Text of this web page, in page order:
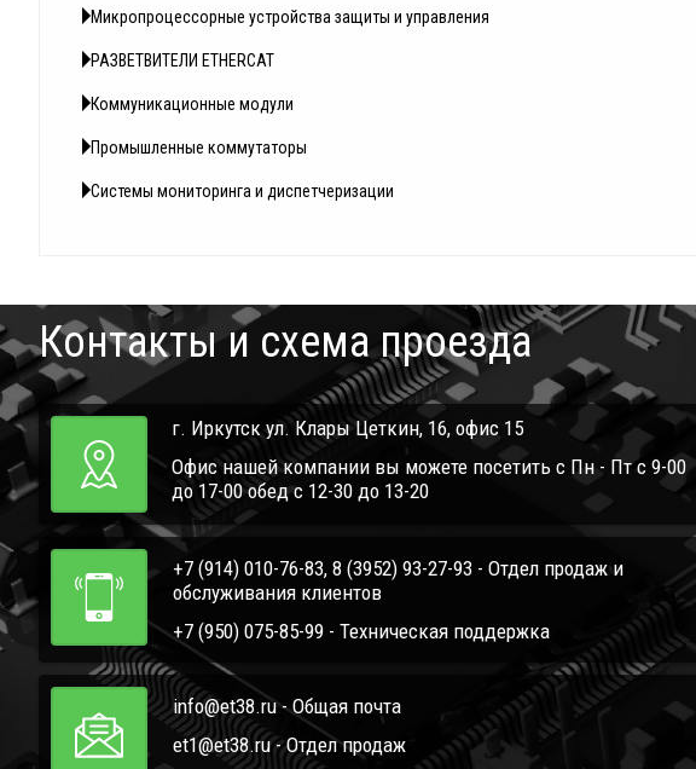
Микропроцессорные устройства защиты и управления
РАЗВЕТВИТЕЛИ ETHERCAT
Коммуникационные модули
Промышленные коммутаторы
Системы мониторинга и диспетчеризации
Контакты и схема проезда
г. Иркутск ул. Клары Цеткин, 16, офис 15
Офис нашей компании вы можете посетить с Пн - Пт с 9-00
до 17-00 обед с 12-30 до 13-20
+7 (914) 010-76-83, 8 (3952) 93-27-93 - Отдел продаж и
обслуживания клиентов
+7 (950) 075-85-99 - Техническая поддержка
info@et38.ru - Общая почта
et1@et38.ru - Отдел продаж